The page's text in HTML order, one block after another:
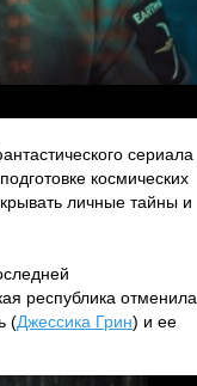
сериала
космических
личные тайны и
республика отменила
(Джессика Грин) и ее